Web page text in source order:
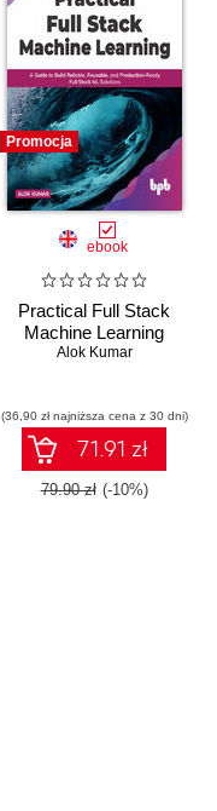
Promocja
ebook
Practical Full Stack
Machine Learning
Alok Kumar
(36,90 zł najniższa cena z 30 dni)
71.91 zł
79.90 zł (-10%)